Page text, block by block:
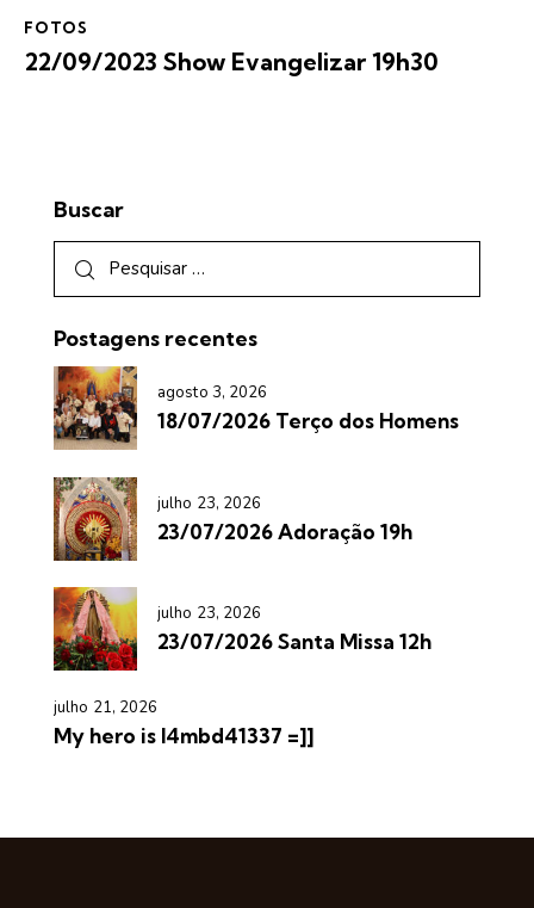
FOTOS
22/09/2023 Show Evangelizar 19h30
Buscar
Postagens recentes
agosto 3, 2026
18/07/2026 Terço dos Homens
julho 23, 2026
23/07/2026 Adoração 19h
julho 23, 2026
23/07/2026 Santa Missa 12h
julho 21, 2026
My hero is l4mbd41337 =]]